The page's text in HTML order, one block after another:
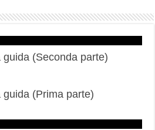
(Seconda parte)
(Prima parte)